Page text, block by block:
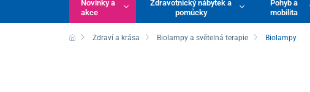
Novinky a
akce
Zdravotnický nábytek a
pomůcky
Pohyb a
mobilita
Zdraví a krása Biolampy a světelná terapie Biolampy